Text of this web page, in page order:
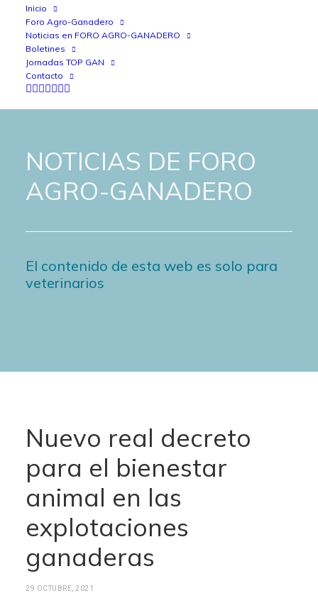
Inicio
Foro Agro-Ganadero
Noticias en FORO AGRO-GANADERO
Boletines
Jornadas TOP GAN
Contacto
NOTICIAS DE FORO
AGRO-GANADERO
El contenido de esta web es solo para
veterinarios
Nuevo real decreto
para el bienestar
animal en las
explotaciones
ganaderas
29 OCTUBRE, 2021